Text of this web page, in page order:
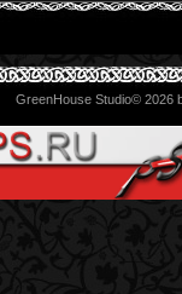
GreenHouse Studio© 2026